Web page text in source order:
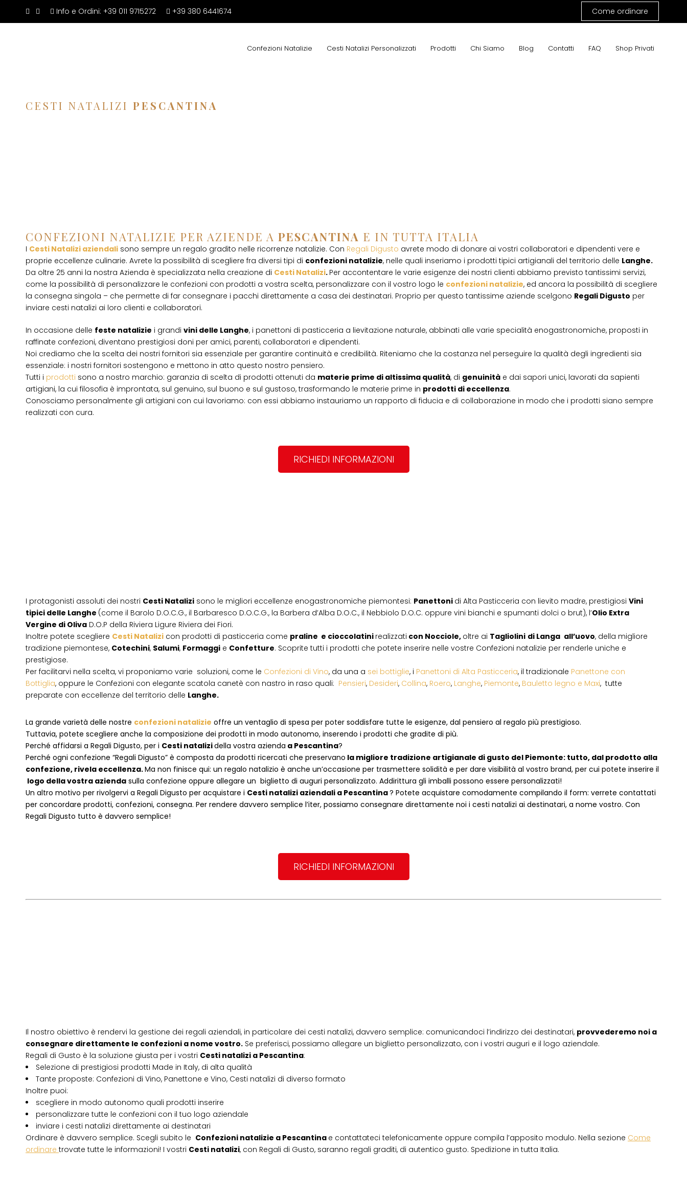
Info e Ordini: +39 011 9715272 +39 380 6441674 Come ordinare
Confezioni Natalizie Cesti Natalizi Personalizzati Prodotti Chi Siamo Blog Contatti FAQ Shop Privati
CESTI NATALIZI PESCANTINA
CONFEZIONI NATALIZIE PER AZIENDE A PESCANTINA E IN TUTTA ITALIA
I Cesti Natalizi aziendali sono sempre un regalo gradito nelle ricorrenze natalizie. Con Regali Digusto avrete modo di donare ai vostri collaboratori e dipendenti vere e
proprie eccellenze culinarie. Avrete la possibilità di scegliere fra diversi tipi di confezioni natalizie, nelle quali inseriamo i prodotti tipici artigianali del territorio delle Langhe.
Da oltre 25 anni la nostra Azienda è specializzata nella creazione di Cesti Natalizi. Per accontentare le varie esigenze dei nostri clienti abbiamo previsto tantissimi servizi,
come la possibilità di personalizzare le confezioni con prodotti a vostra scelta, personalizzare con il vostro logo le confezioni natalizie, ed ancora la possibilità di scegliere
la consegna singola – che permette di far consegnare i pacchi direttamente a casa dei destinatari. Proprio per questo tantissime aziende scelgono Regali Digusto per
inviare cesti natalizi ai loro clienti e collaboratori.
In occasione delle feste natalizie i grandi vini delle Langhe, i panettoni di pasticceria a lievitazione naturale, abbinati alle varie specialità enogastronomiche, proposti in
raffinate confezioni, diventano prestigiosi doni per amici, parenti, collaboratori e dipendenti.
Noi crediamo che la scelta dei nostri fornitori sia essenziale per garantire continuità e credibilità. Riteniamo che la costanza nel perseguire la qualità degli ingredienti sia
essenziale: i nostri fornitori sostengono e mettono in atto questo nostro pensiero.
Tutti i prodotti sono a nostro marchio: garanzia di scelta di prodotti ottenuti da materie prime di altissima qualità, di genuinità e dai sapori unici, lavorati da sapienti
artigiani, la cui filosofia è improntata, sul genuino, sul buono e sul gustoso, trasformando le materie prime in prodotti di eccellenza.
Conosciamo personalmente gli artigiani con cui lavoriamo: con essi abbiamo instauriamo un rapporto di fiducia e di collaborazione in modo che i prodotti siano sempre
realizzati con cura.
RICHIEDI INFORMAZIONI
I protagonisti assoluti dei nostri Cesti Natalizi sono le migliori eccellenze enogastronomiche piemontesi: Panettoni di Alta Pasticceria con lievito madre, prestigiosi Vini
tipici delle Langhe (come il Barolo D.O.C.G., il Barbaresco D.O.C.G., la Barbera d’Alba D.O.C., il Nebbiolo D.O.C. oppure vini bianchi e spumanti dolci o brut), l’Olio Extra
Vergine di Oliva D.O.P della Riviera Ligure Riviera dei Fiori.
Inoltre potete scegliere Cesti Natalizi con prodotti di pasticceria come praline e cioccolatini realizzati con Nocciole, oltre ai Tagliolini di Langa all’uovo, della migliore
tradizione piemontese, Cotechini, Salumi, Formaggi e Confetture. Scoprite tutti i prodotti che potete inserire nelle vostre Confezioni natalizie per renderle uniche e
prestigiose.
Per facilitarvi nella scelta, vi proponiamo varie soluzioni, come le Confezioni di Vino, da una a sei bottiglie, i Panettoni di Alta Pasticceria, il tradizionale Panettone con
Bottiglia, oppure le Confezioni con elegante scatola canetè con nastro in raso quali: Pensieri, Desideri, Collina, Roero, Langhe, Piemonte, Bauletto legno e Maxi, tutte
preparate con eccellenze del territorio delle Langhe.
La grande varietà delle nostre confezioni natalizie offre un ventaglio di spesa per poter soddisfare tutte le esigenze, dal pensiero al regalo più prestigioso.
Tuttavia, potete scegliere anche la composizione dei prodotti in modo autonomo, inserendo i prodotti che gradite di più.
Perché affidarsi a Regali Digusto, per i Cesti natalizidella vostra azienda a Pescantina?
Perché ogni confezione “Regali Digusto” è composta da prodotti ricercati che preservano la migliore tradizione artigianale di gusto del Piemonte: tutto, dal prodotto alla
confezione, rivela eccellenza.Ma non finisce qui: un regalo natalizio è anche un’occasione per trasmettere solidità e per dare visibilità al vostro brand, per cui potete inserire il
logo della vostra azienda sulla confezione oppure allegare un biglietto di auguri personalizzato. Addirittura gli imballi possono essere personalizzati!
Un altro motivo per rivolgervi a Regali Digusto per acquistare i Cesti natalizi aziendali a Pescantina? Potete acquistare comodamente compilando il form: verrete contattati
per concordare prodotti, confezioni, consegna. Per rendere davvero semplice l’iter, possiamo consegnare direttamente noi i cesti natalizi ai destinatari, a nome vostro. Con
Regali Digusto tutto è davvero semplice!
RICHIEDI INFORMAZIONI
Il nostro obiettivo è rendervi la gestione dei regali aziendali, in particolare dei cesti natalizi, davvero semplice: comunicandoci l’indirizzo dei destinatari, provvederemo noi a
consegnare direttamente le confezioni a nome vostro. Se preferisci, possiamo allegare un biglietto personalizzato, con i vostri auguri e il logo aziendale.
Regali di Gusto è la soluzione giusta per i vostri Cesti natalizi a Pescantina:
Selezione di prestigiosi prodotti Made in Italy, di alta qualità
Tante proposte: Confezioni di Vino, Panettone e Vino, Cesti natalizi di diverso formato
Inoltre puoi:
scegliere in modo autonomo quali prodotti inserire
personalizzare tutte le confezioni con il tuo logo aziendale
inviare i cesti natalizi direttamente ai destinatari
Ordinare è davvero semplice. Scegli subito le Confezioni natalizie a Pescantina e contattateci telefonicamente oppure compila l’apposito modulo. Nella sezione Come
ordinare trovate tutte le informazioni! I vostri Cesti natalizi, con Regali di Gusto, saranno regali graditi, di autentico gusto. Spedizione in tutta Italia.